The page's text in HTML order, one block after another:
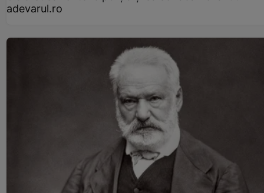
adevarul.ro